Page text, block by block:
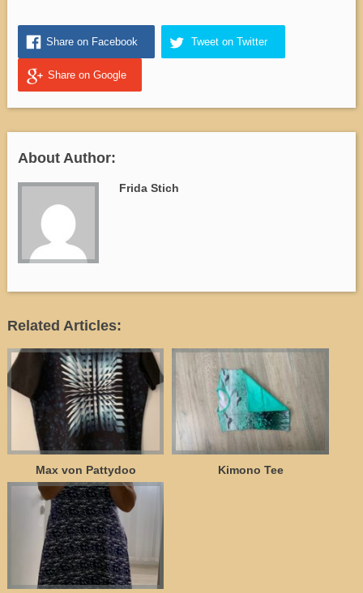
Share on Facebook Tweet on Twitter
Share on Google
About Author:
Frida Stich
Related Articles:
Max von Pattydoo Kimono Tee